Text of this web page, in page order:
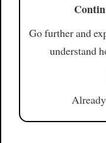
Go further and
understand